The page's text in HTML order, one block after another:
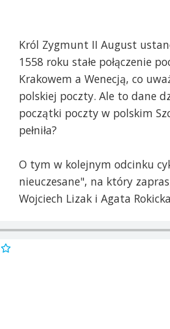
Król Zygmunt II August
1558 roku stałe połączenie
Krakowem a Wenecją, co
polskiej poczty. Ale to dane
początki poczty w polskim
pełniła?
O tym w kolejnym odcinku
nieuczesane", na który
Wojciech Lizak i Agata